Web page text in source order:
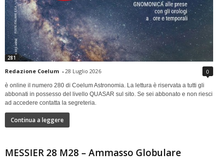
281
Redazione Coelum - 28 Luglio 2026 0
è online il numero 280 di Coelum Astronomia. La lettura è riservata a tutti gli
abbonati in possesso del livello QUASAR sul sito. Se sei abbonato e non riesci
ad accedere contatta la segreteria.
Continua a leggere
MESSIER 28 M28 – Ammasso Globulare